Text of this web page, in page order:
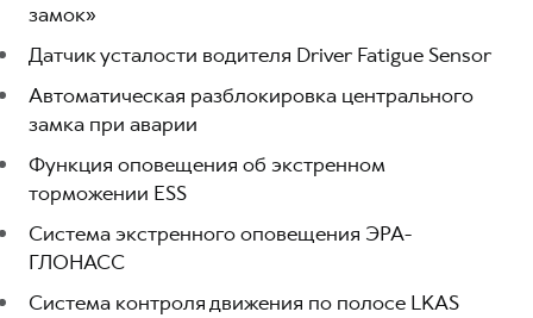
замок»
Датчик усталости водителя Driver Fatigue Sensor
Автоматическая разблокировка центрального
замка при аварии
Функция оповещения об экстренном
торможении ESS
Система экстренного оповещения ЭРА-
ГЛОНАСС
Система контроля движения по полосе LKAS